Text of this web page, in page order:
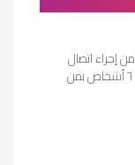
من إجراء اتصال
بين عدة أشخاص في الوقت نفسه (ما يصل إلى ٦ أشخاص بمن